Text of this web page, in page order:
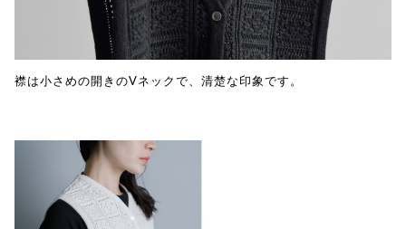
襟は小さめの開きのVネックで、清楚な印象です。